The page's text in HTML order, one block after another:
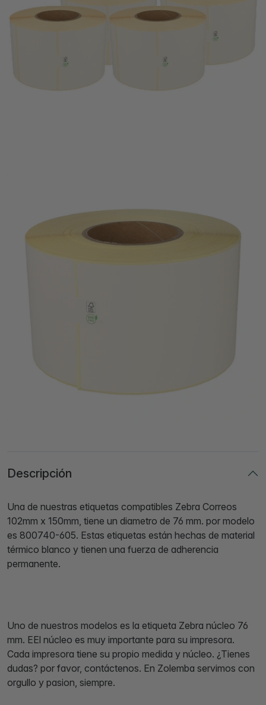
Descripción
Una de nuestras etiquetas compatibles Zebra Correos
102mm x 150mm, tiene un diametro de 76 mm. por modelo
es 800740-605. Estas etiquetas están hechas de material
térmico blanco y tienen una fuerza de adherencia
permanente.
Uno de nuestros modelos es la etiqueta Zebra núcleo 76
mm. EEl núcleo es muy importante para su impresora.
Cada impresora tiene su propio medida y núcleo. ¿Tienes
dudas? por favor, contáctenos. En Zolemba servimos con
orgullo y pasion, siempre.